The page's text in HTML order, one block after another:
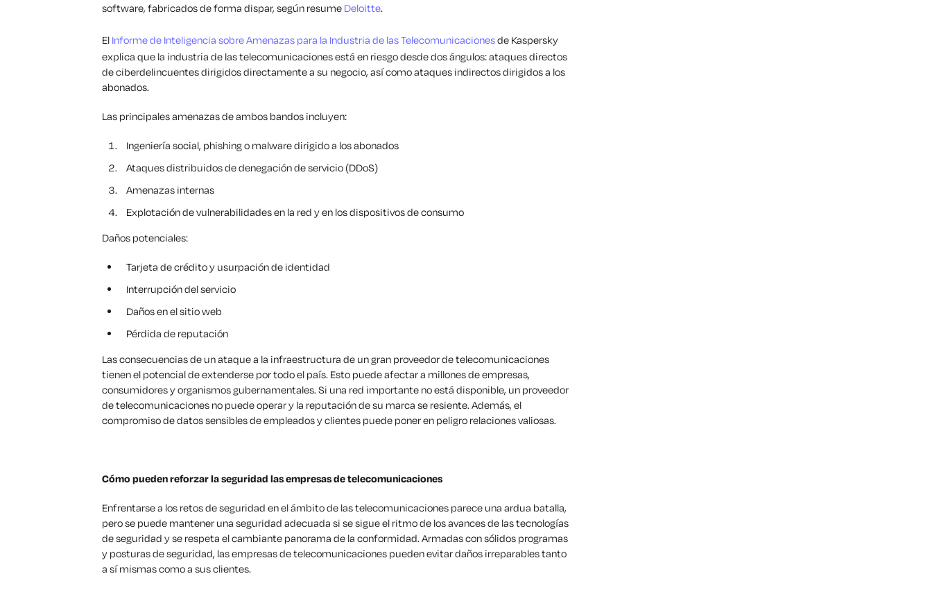
software, fabricados de forma dispar, según resume Deloitte.
El Informe de Inteligencia sobre Amenazas para la Industria de las Telecomunicacionesde Kaspersky
explica que la industria de las telecomunicaciones está en riesgo desde dos ángulos: ataques directos
de ciberdelincuentes dirigidos directamente a su negocio, así como ataques indirectos dirigidos a los
abonados.
Las principales amenazas de ambos bandos incluyen:
Ingeniería social, phishing o malware dirigido a los abonados
Ataques distribuidos de denegación de servicio (DDoS)
Amenazas internas
Explotación de vulnerabilidades en la red y en los dispositivos de consumo
Daños potenciales:
Tarjeta de crédito y usurpación de identidad
Interrupción del servicio
Daños en el sitio web
Pérdida de reputación
Las consecuencias de un ataque a la infraestructura de un gran proveedor de telecomunicaciones
tienen el potencial de extenderse por todo el país. Esto puede afectar a millones de empresas,
consumidores y organismos gubernamentales. Si una red importante no está disponible, un proveedor
de telecomunicaciones no puede operar y la reputación de su marca se resiente. Además, el
compromiso de datos sensibles de empleados y clientes puede poner en peligro relaciones valiosas.
Cómo pueden reforzar la seguridad las empresas de telecomunicaciones
Enfrentarse a los retos de seguridad en el ámbito de las telecomunicaciones parece una ardua batalla,
pero se puede mantener una seguridad adecuada si se sigue el ritmo de los avances de las tecnologías
de seguridad y se respeta el cambiante panorama de la conformidad. Armadas con sólidos programas
y posturas de seguridad, las empresas de telecomunicaciones pueden evitar daños irreparables tanto
a sí mismas como a sus clientes.